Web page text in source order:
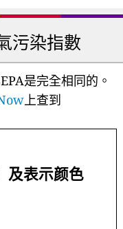
污染指數
是完全相同的。
上查到
及表示颜色